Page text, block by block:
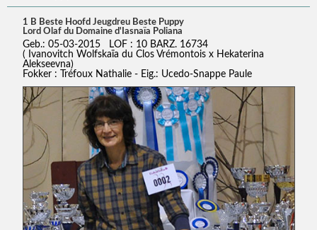
1 B Beste Hoofd Jeugdreu Beste Puppy
Lord Olaf du Domaine d'Iasnaïa Poliana
Geb.: 05-03-2015 LOF : 10 BARZ. 16734
( Ivanovitch Wolfskaïa du Clos Vrémontois x Hekaterina
Alekseevna)
Fokker : Tréfoux Nathalie - Eig.: Ucedo-Snappe Paule